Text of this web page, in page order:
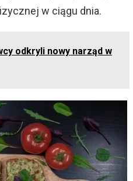
w ciągu dnia.
odkryli nowy narząd w